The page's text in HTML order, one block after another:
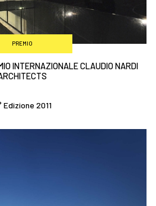
PREMIO
INTERNAZIONALE CLAUDIO NARDI
Edizione 2011